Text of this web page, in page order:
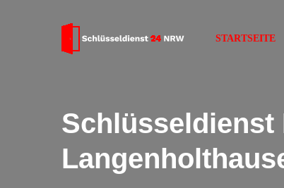
STARTSEITE
Schlüsseldienst